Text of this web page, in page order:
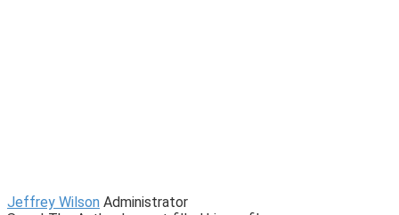
Jeffrey Wilson Administrator